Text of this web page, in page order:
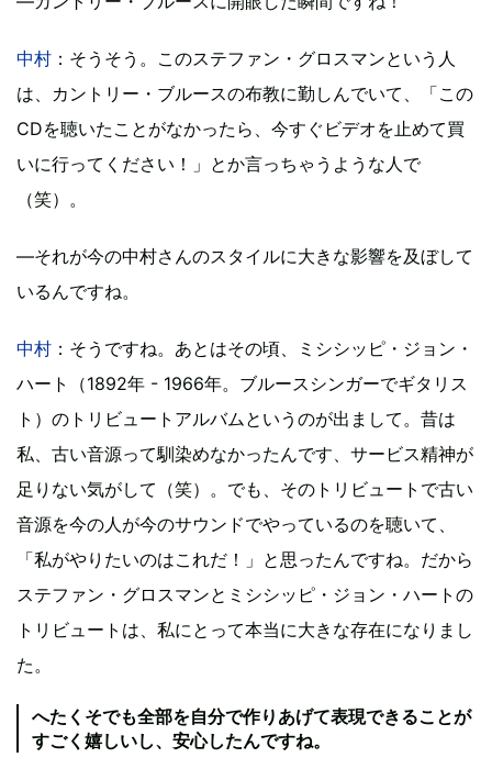
中村 ：そうそう。このステファン・グロスマンという人
は、カントリー・ブルースの布教に勤しんでいて、「この
CDを聴いたことがなかったら、今すぐビデオを止めて買
いに行ってください！」とか言っちゃうような人で
（笑）。
―それが今の中村さんのスタイルに大きな影響を及ぼして
いるんですね。
中村 ：そうですね。あとはその頃、ミシシッピ・ジョン・
ハート（1892年 - 1966年。ブルースシンガーでギタリス
ト）のトリビュートアルバムというのが出まして。昔は
私、古い音源って馴染めなかったんです、サービス精神が
足りない気がして（笑）。でも、そのトリビュートで古い
音源を今の人が今のサウンドでやっているのを聴いて、
「私がやりたいのはこれだ！」と思ったんですね。だから
ステファン・グロスマンとミシシッピ・ジョン・ハートの
トリビュートは、私にとって本当に大きな存在になりまし
た。
へたくそでも全部を自分で作りあげて表現できることが
すごく嬉しいし、安心したんですね。